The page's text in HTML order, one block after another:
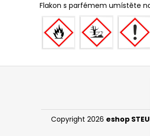
Flakon s parfémem umístěte
Z
Copyright 2026 eshop